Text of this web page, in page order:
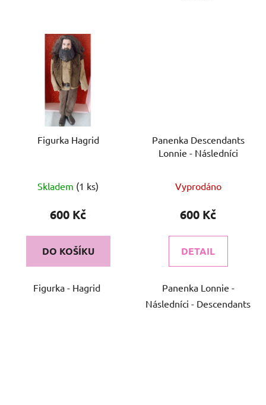
Figurka Hagrid
Skladem (1 ks)
600 Kč
DO KOŠÍKU
Figurka - Hagrid
Panenka Descendants
Lonnie - Následníci
Vyprodáno
600 Kč
DETAIL
Panenka Lonnie -
Následníci - Descendants